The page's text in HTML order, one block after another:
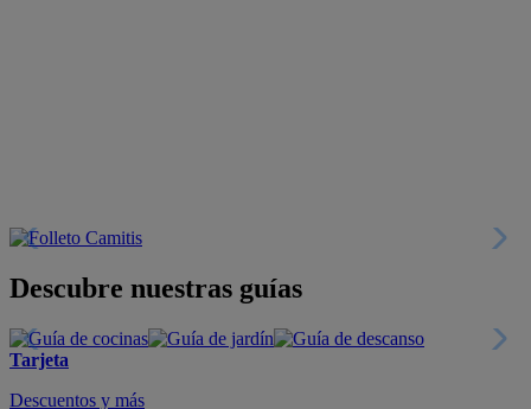
Descubre nuestras guías
Tarjeta
Descuentos y más